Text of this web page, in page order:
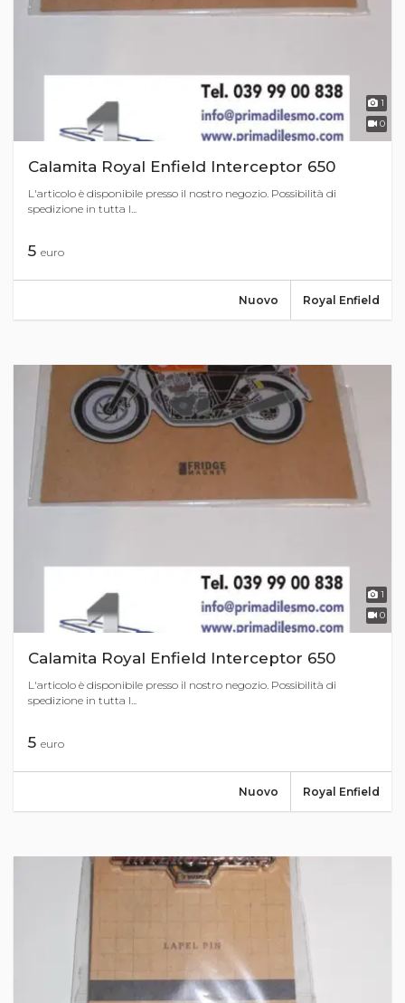
1
0
Calamita Royal Enfield Interceptor 650
L'articolo è disponibile presso il nostro negozio. Possibilità di
spedizione in tutta I...
5 euro
Royal Enfield
Nuovo
1
0
Calamita Royal Enfield Interceptor 650
L'articolo è disponibile presso il nostro negozio. Possibilità di
spedizione in tutta I...
5 euro
Royal Enfield
Nuovo